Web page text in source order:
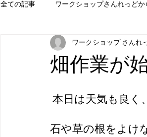
全ての記事 ワークショップさんれっど
今日のご飯 プラモデル
畑作業が
ワークショップ さんれ
本日は天気も良く
石や草の根をよけ